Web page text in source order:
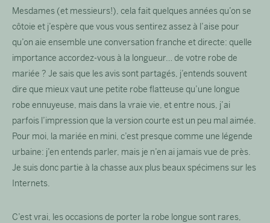
Mesdames (et messieurs!), cela fait quelques années qu’on se
côtoie et j’espère que vous vous sentirez assez à l’aise pour
qu’on aie ensemble une conversation franche et directe: quelle
importance accordez-vous à la longueur… de votre robe de
mariée ? Je sais que les avis sont partagés, j’entends souvent
dire que mieux vaut une petite robe flatteuse qu’une longue
robe ennuyeuse, mais dans la vraie vie, et entre nous, j’ai
parfois l’impression que la version courte est un peu mal aimée.
Pour moi, la mariée en mini, c’est presque comme une légende
urbaine: j’en entends parler, mais je n’en ai jamais vue de près.
Je suis donc partie à la chasse aux plus beaux spécimens sur les
Internets.
C’est vrai, les occasions de porter la robe longue sont rares,